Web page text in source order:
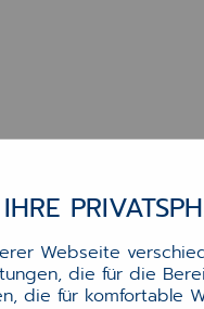
Webseite
die für die
die für komfortable